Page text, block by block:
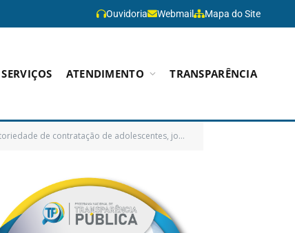
Ouvidoria Webmail Mapa do Site
SERVIÇOS ATENDIMENTO TRANSPARÊNCIA
de serviços a órgãos da administração pública municipal direta e indireta e dá outras providências)